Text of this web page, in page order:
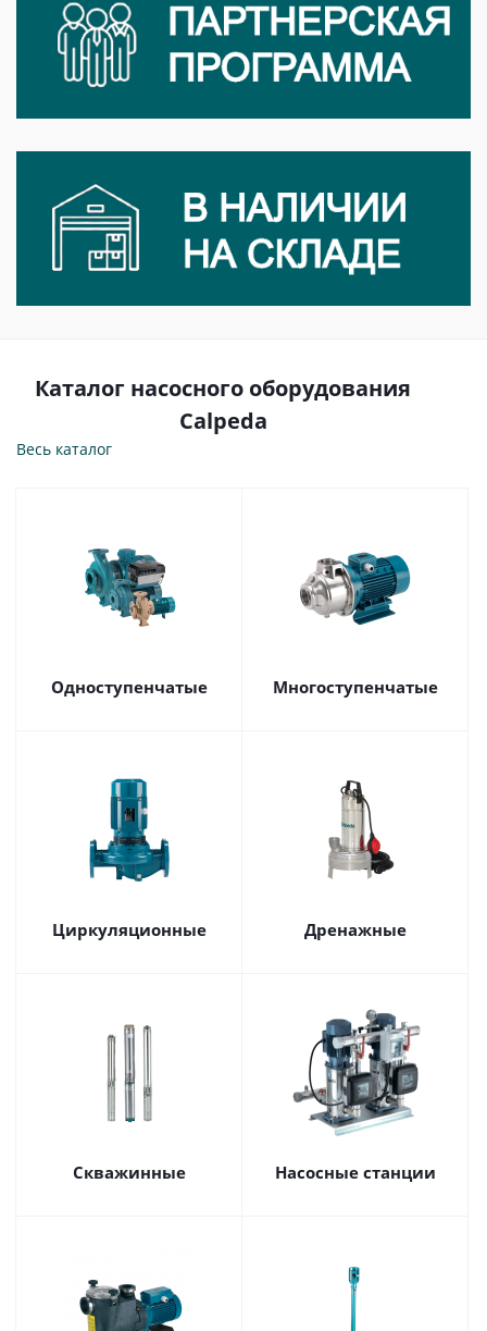
Каталог насосного оборудования
Calpeda
Весь каталог
Одноступенчатые Многоступенчатые
Циркуляционные Дренажные
Скважинные Насосные станции